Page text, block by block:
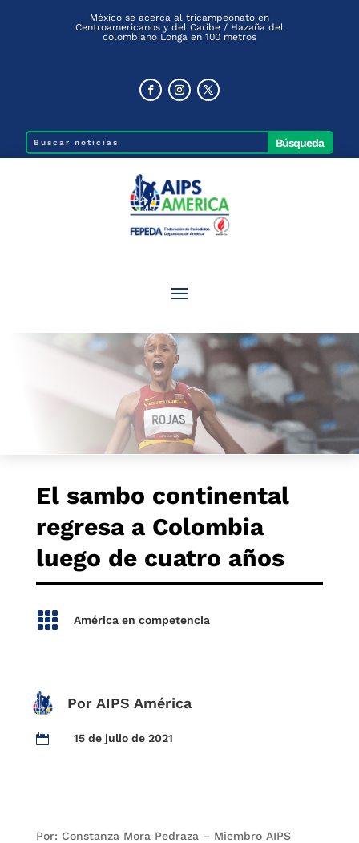
México se acerca al tricampeonato en
Centroamericanos y del Caribe / Hazaña del
colombiano Longa en 100 metros
El sambo continental
regresa a Colombia
luego de cuatro años
 América en competencia
Por AIPS América
 15 de julio de 2021
Por: Constanza Mora Pedraza – Miembro AIPS